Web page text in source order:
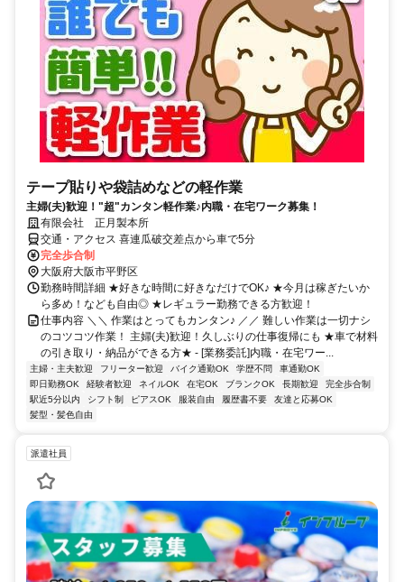
テープ貼りや袋詰めなどの軽作業
主婦(夫)歓迎！"超"カンタン軽作業♪内職・在宅ワーク募集！
有限会社 正月製本所
交通・アクセス 喜連瓜破交差点から車で5分
完全歩合制
大阪府大阪市平野区
勤務時間詳細 ★好きな時間に好きなだけでOK♪ ★今月は稼ぎたいか
ら多め！なども自由◎ ★レギュラー勤務できる方歓迎！
仕事内容 ＼＼ 作業はとってもカンタン♪ ／／ 難しい作業は一切ナシ
のコツコツ作業！ 主婦(夫)歓迎！久しぶりの仕事復帰にも ★車で材料
の引き取り・納品ができる方★ - [業務委託]内職・在宅ワー...
主婦・主夫歓迎 フリーター歓迎 バイク通勤OK 学歴不問
車通勤OK
即日勤務OK
経験者歓迎 ネイルOK 在宅OK ブランクOK 長期歓迎
完全歩合制
駅近5分以内
シフト制 ピアスOK 服装自由 履歴書不要
友達と応募OK
髪型・髪色自由
派遣社員